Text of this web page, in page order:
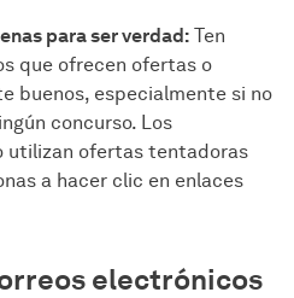
para ser verdad: Ten
que ofrecen ofertas o
buenos, especialmente si no
concurso. Los
utilizan ofertas tentadoras
a hacer clic en enlaces
electrónicos